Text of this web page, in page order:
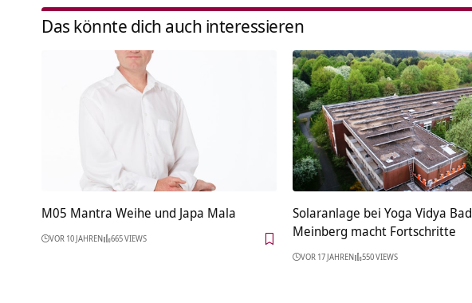
Das könnte dich auch interessieren
M05 Mantra Weihe und Japa Mala
VOR 10 JAHREN 665 VIEWS
Solaranlage bei Yoga Vidya Bad
Meinberg macht Fortschritte
VOR 17 JAHREN 550 VIEWS